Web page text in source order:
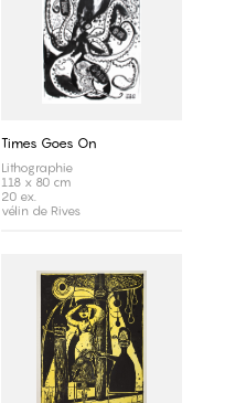
Times Goes On
Lithographie
118 x 80 cm
20 ex.
vélin de Rives